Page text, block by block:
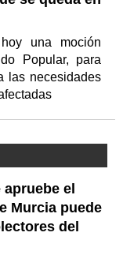
una moción
Popular, para
las necesidades
apruebe el
Murcia puede
del